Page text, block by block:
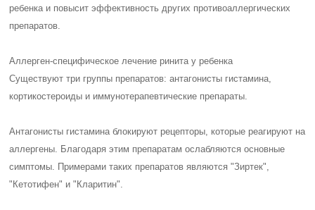
ребенка и повысит эффективность других противоаллергических
препаратов.
Аллерген-специфическое лечение ринита у ребенка
Существуют три группы препаратов: антагонисты гистамина,
кортикостероиды и иммунотерапевтические препараты.
Антагонисты гистамина блокируют рецепторы, которые реагируют на
аллергены. Благодаря этим препаратам ослабляются основные
симптомы. Примерами таких препаратов являются "Зиртек",
"Кетотифен" и "Кларитин".